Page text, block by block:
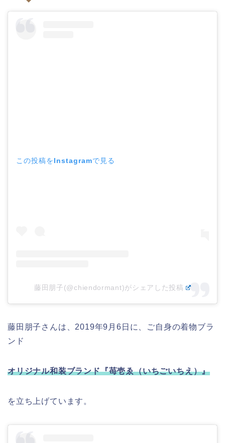
この投稿をInstagramで見る
藤田朋子(@chiendormant)がシェアした投稿
藤田朋子さんは、2019年9月6日に、ご自身の着物ブラ
ンド
オリジナル和装ブランド『苺壱ゑ（いちごいちえ）』
を立ち上げています。